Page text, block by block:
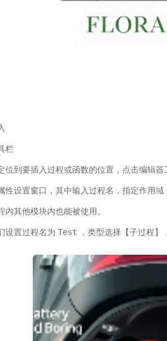
栏
位到要插入过程或函数的位置，点击编辑器
性设置窗口，其中输入过程名，指定作用
内其他模块内也能被使用。
设置过程名为 Test ，类型选择【子过程】